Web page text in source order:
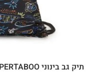
תיק גב בינוני SUPERTABOO